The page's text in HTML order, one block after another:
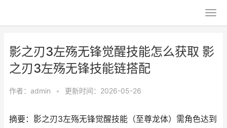
影之刃3左殇无锋觉醒技能怎么获取 影
之刃3左殇无锋技能链搭配
作者： admin • 更新时间：2026-05-26
摘要：影之刃3左殇无锋觉醒技能（至尊龙体）需角色达到